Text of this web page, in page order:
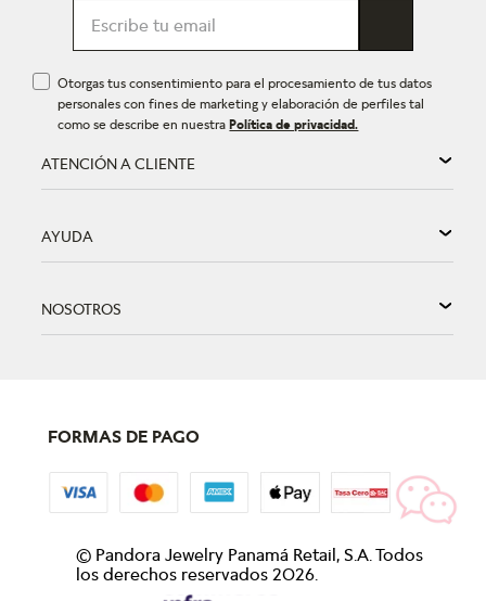
Otorgas tus consentimiento para el procesamiento de tus datos
personales con fines de marketing y elaboración de perfiles tal
como se describe en nuestraPolítica de privacidad.
ATENCIÓN A CLIENTE
AYUDA
NOSOTROS
FORMAS DE PAGO
© Pandora Jewelry Panamá Retail, S.A. Todos
los derechos reservados 2026.